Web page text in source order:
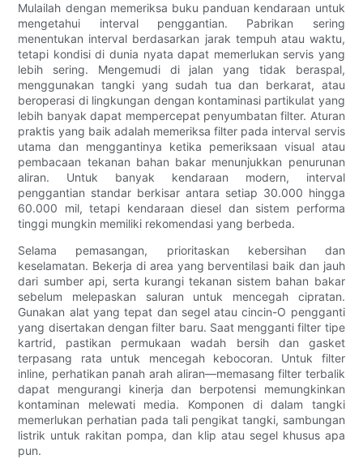
Mulailah dengan memeriksa buku panduan kendaraan untuk
mengetahui interval penggantian. Pabrikan sering
menentukan interval berdasarkan jarak tempuh atau waktu,
tetapi kondisi di dunia nyata dapat memerlukan servis yang
lebih sering. Mengemudi di jalan yang tidak beraspal,
menggunakan tangki yang sudah tua dan berkarat, atau
beroperasi di lingkungan dengan kontaminasi partikulat yang
lebih banyak dapat mempercepat penyumbatan filter. Aturan
praktis yang baik adalah memeriksa filter pada interval servis
utama dan menggantinya ketika pemeriksaan visual atau
pembacaan tekanan bahan bakar menunjukkan penurunan
aliran. Untuk banyak kendaraan modern, interval
penggantian standar berkisar antara setiap 30.000 hingga
60.000 mil, tetapi kendaraan diesel dan sistem performa
tinggi mungkin memiliki rekomendasi yang berbeda.
Selama pemasangan, prioritaskan kebersihan dan
keselamatan. Bekerja di area yang berventilasi baik dan jauh
dari sumber api, serta kurangi tekanan sistem bahan bakar
sebelum melepaskan saluran untuk mencegah cipratan.
Gunakan alat yang tepat dan segel atau cincin-O pengganti
yang disertakan dengan filter baru. Saat mengganti filter tipe
kartrid, pastikan permukaan wadah bersih dan gasket
terpasang rata untuk mencegah kebocoran. Untuk filter
inline, perhatikan panah arah aliran—memasang filter terbalik
dapat mengurangi kinerja dan berpotensi memungkinkan
kontaminan melewati media. Komponen di dalam tangki
memerlukan perhatian pada tali pengikat tangki, sambungan
listrik untuk rakitan pompa, dan klip atau segel khusus apa
pun.